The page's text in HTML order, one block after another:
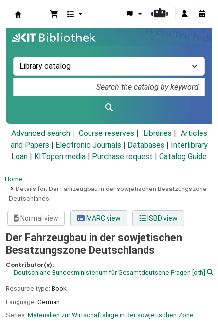
Advanced search Course reserves Libraries
Articles
and Papers
Electronic Journals Databases
Interlibrary
Loan
KITopen media Purchase request | Catalog Guide
Home
Details for: Der Fahrzeugbau in der sowjetischen Besatzungszone
Deutschlands
Normal view MARC view ISBD view
Der Fahrzeugbau in der sowjetischen
Besatzungszone Deutschlands
Contributor(s):
Deutschland Bundesministerium für Gesamtdeutsche Fragen [oth]
Resource type: Book
Language: German
Series: Materialien zur Wirtschaftslage in der sowjetischen Zone